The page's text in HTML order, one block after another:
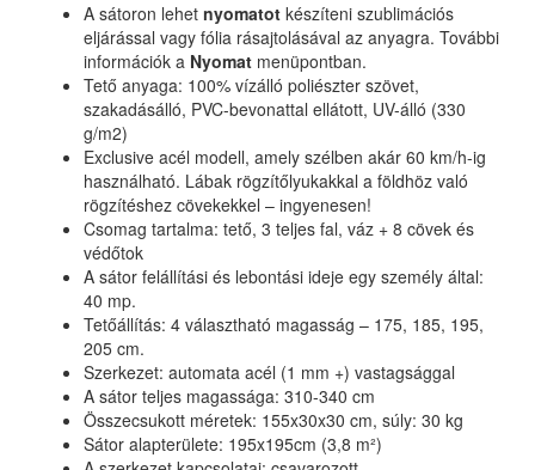
A sátoron lehet nyomatot készíteni szublimációs
eljárással vagy fólia rásajtolásával az anyagra. További
információk a Nyomat menüpontban.
Tető anyaga: 100% vízálló poliészter szövet,
szakadásálló, PVC-bevonattal ellátott, UV-álló (330
g/m2)
Exclusive acél modell, amely szélben akár 60 km/h-ig
használható. Lábak rögzítőlyukakkal a földhöz való
rögzítéshez cövekekkel – ingyenesen!
Csomag tartalma: tető, 3 teljes fal, váz + 8 cövek és
védőtok
A sátor felállítási és lebontási ideje egy személy által:
40 mp.
Tetőállítás: 4 választható magasság – 175, 185, 195,
205 cm.
Szerkezet: automata acél (1 mm +) vastagsággal
A sátor teljes magassága: 310-340 cm
Összecsukott méretek: 155x30x30 cm, súly: 30 kg
Sátor alapterülete: 195x195cm (3,8 m²)